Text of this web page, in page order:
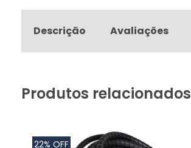
Descrição Avaliações
Produtos relacionados
22% OFF